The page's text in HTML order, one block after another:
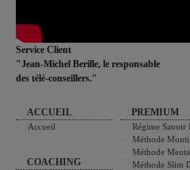
Service Client
"Jean-Michel Berille, le responsable
des télé-conseillers."
ACCUEIL
Accueil
COACHING
PREMIUM
Régime Savoir
Méthode
Méthode
Méthode Slim